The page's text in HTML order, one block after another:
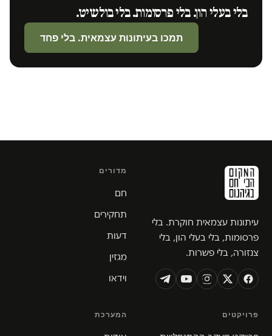
בלי בעלי הון. בלי פרסומות. בלי בולשיט.
תמכו בעיתונות עצמאית. בלי פחד
עיתונות עצמאית חוקרת. בלי
פרסומות, בלי בעלי הון, בלי
צנזורה, בלי פשרות.
מדורים
חם
תחקירים
דעות
מגזין
וידאו
פרויקטים המערכת